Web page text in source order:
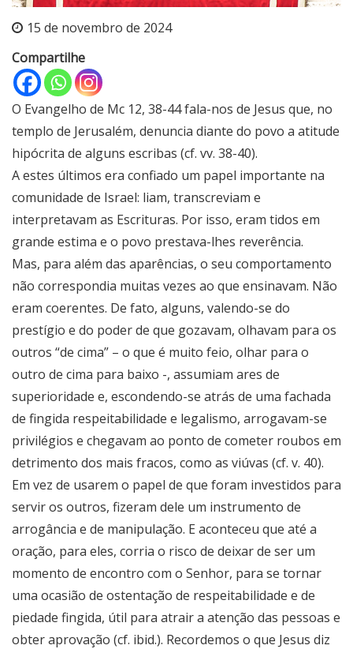
15 de novembro de 2024
Compartilhe
O Evangelho de Mc 12, 38-44 fala-nos de Jesus que, no
templo de Jerusalém, denuncia diante do povo a atitude
hipócrita de alguns escribas (cf. vv. 38-40).
A estes últimos era confiado um papel importante na
comunidade de Israel: liam, transcreviam e
interpretavam as Escrituras. Por isso, eram tidos em
grande estima e o povo prestava-lhes reverência.
Mas, para além das aparências, o seu comportamento
não correspondia muitas vezes ao que ensinavam. Não
eram coerentes. De fato, alguns, valendo-se do
prestígio e do poder de que gozavam, olhavam para os
outros “de cima” – o que é muito feio, olhar para o
outro de cima para baixo -, assumiam ares de
superioridade e, escondendo-se atrás de uma fachada
de fingida respeitabilidade e legalismo, arrogavam-se
privilégios e chegavam ao ponto de cometer roubos em
detrimento dos mais fracos, como as viúvas (cf. v. 40).
Em vez de usarem o papel de que foram investidos para
servir os outros, fizeram dele um instrumento de
arrogância e de manipulação. E aconteceu que até a
oração, para eles, corria o risco de deixar de ser um
momento de encontro com o Senhor, para se tornar
uma ocasião de ostentação de respeitabilidade e de
piedade fingida, útil para atrair a atenção das pessoas e
obter aprovação (cf. ibid.). Recordemos o que Jesus diz